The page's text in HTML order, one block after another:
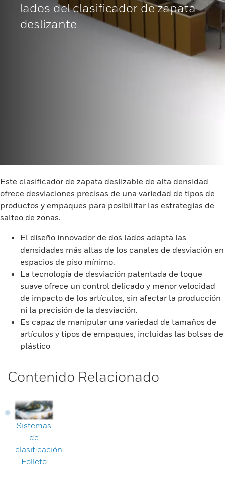
lados del clasificador de zapata
deslizante
Este clasificador de zapata deslizable de alta densidad
ofrece desviaciones precisas de una variedad de tipos de
productos y empaques para posibilitar las estrategias de
salteo de zonas.
El diseño innovador de dos lados adapta las
densidades más altas de los canales de desviación en
espacios de piso mínimo.
La tecnología de desviación patentada de toque
suave ofrece un control delicado y menor velocidad
de impacto de los artículos, sin afectar la producción
ni la precisión de la desviación.
Es capaz de manipular una variedad de tamaños de
artículos y tipos de empaques, incluidas las bolsas de
plástico
Contenido Relacionado
Sistemas
de
clasificación
Folleto